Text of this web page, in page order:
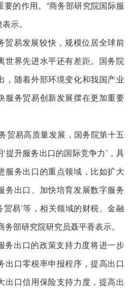
的作用。”商务部研究院国际服
示。
贸易发展较快，规模位居全球前
世界先进水平还有差距。国务院
，随着外部环境变化和我国产业
服务贸易创新发展摆在更加重要
贸易高质量发展，国务院第十五
提升服务出口的国际竞争力’，具
服务出口的重点领域，比如扩大
务出口、加快培育发展数字服务
贸易’等，相关领域的财税、金融
部研究院研究员聂平香表示。
务出口的政策支持力度将进一步
出口零税率申报程序，提高出口
出口信用保险支持力度，提高出